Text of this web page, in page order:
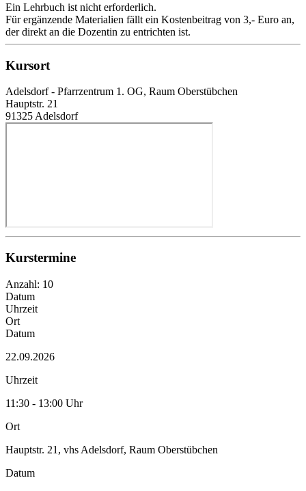
Ein Lehrbuch ist nicht erforderlich.
Für ergänzende Materialien fällt ein Kostenbeitrag von 3,- Euro an,
der direkt an die Dozentin zu entrichten ist.
Kursort
Adelsdorf - Pfarrzentrum 1. OG, Raum Oberstübchen
Hauptstr. 21
91325 Adelsdorf
Kurstermine
Anzahl: 10
Datum
Uhrzeit
Ort
Datum
22.09.2026
Uhrzeit
11:30 - 13:00 Uhr
Ort
Hauptstr. 21, vhs Adelsdorf, Raum Oberstübchen
Datum